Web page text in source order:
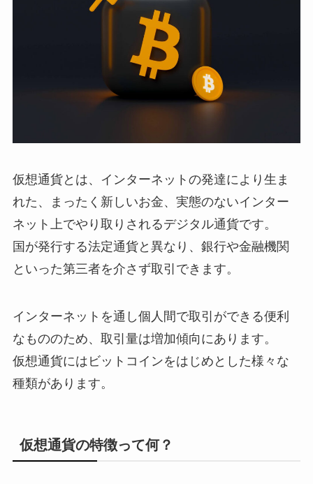
仮想通貨とは、インターネットの発達により生ま
れた、まったく新しいお金、実態のないインター
ネット上でやり取りされるデジタル通貨です。
国が発行する法定通貨と異なり、銀行や金融機関
といった第三者を介さず取引できます。
インターネットを通し個人間で取引ができる便利
なもののため、取引量は増加傾向にあります。
仮想通貨にはビットコインをはじめとした様々な
種類があります。
仮想通貨の特徴って何？